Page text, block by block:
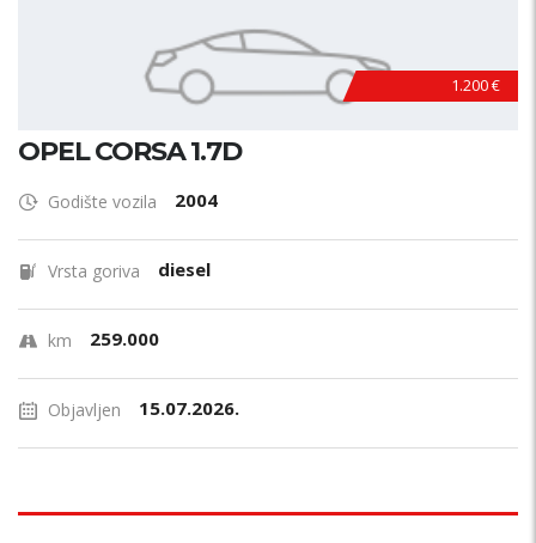
1.200 €
OPEL CORSA 1.7D
Godište vozila 2004
Vrsta goriva diesel
km 259.000
Objavljen 15.07.2026.